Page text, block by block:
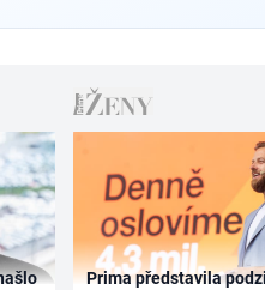
parlamentu.
Prima představila